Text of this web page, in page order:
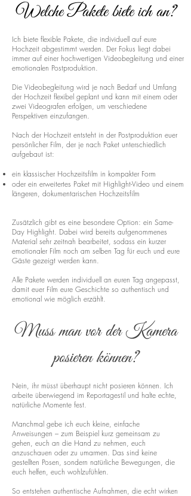
Welche Pakete biete ich an?
Ich biete flexible Pakete, die individuell auf eure
Hochzeit abgestimmt werden. Der Fokus liegt dabei
immer auf einer hochwertigen Videobegleitung und einer
emotionalen Postproduktion.
Die Videobegleitung wird je nach Bedarf und Umfang
der Hochzeit flexibel geplant und kann mit einem oder
zwei Videografen erfolgen, um verschiedene
Perspektiven einzufangen.
Nach der Hochzeit entsteht in der Postproduktion euer
persönlicher Film, der je nach Paket unterschiedlich
aufgebaut ist:
ein klassischer Hochzeitsfilm in kompakter Form
oder ein erweitertes Paket mit Highlight-Video und einem
längeren, dokumentarischen Hochzeitsfilm
Zusätzlich gibt es eine besondere Option: ein Same-
Day Highlight. Dabei wird bereits aufgenommenes
Material sehr zeitnah bearbeitet, sodass ein kurzer
emotionaler Film noch am selben Tag für euch und eure
Gäste gezeigt werden kann.
Alle Pakete werden individuell an euren Tag angepasst,
damit euer Film eure Geschichte so authentisch und
emotional wie möglich erzählt.
Muss man vor der Kamera
posieren können?
Nein, ihr müsst überhaupt nicht posieren können. Ich
arbeite überwiegend im Reportagestil und halte echte,
natürliche Momente fest.
Manchmal gebe ich euch kleine, einfache
Anweisungen – zum Beispiel kurz gemeinsam zu
gehen, euch an die Hand zu nehmen, euch
anzuschauen oder zu umarmen. Das sind keine
gestellten Posen, sondern natürliche Bewegungen, die
euch helfen, euch wohlzufühlen.
So entstehen authentische Aufnahmen, die echt wirken